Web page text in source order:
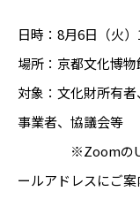
日時：8月6日（火）
場所：京都文化博
対象：文化財所有
事業者、協議会等
※ZoomのURL
ールアドレスにご案